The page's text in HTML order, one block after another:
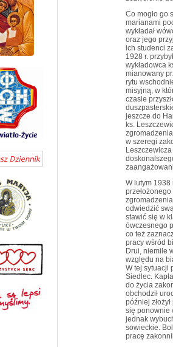
Co mogło go
marianami
wykładał
oraz jego
ich studenci
1928 r.
wykładowca
mianowany
rytu
misyjną, w
czasie
jeszcze do
ks.
w szeregi
W lutym 1938
odwiedzić
stawić się w
ówczesnego
co też
pracy wśród
Drui, niemile
względu na
W tej sytuacji
Siedlec.
do życia
obchodził
później
się ponownie
jednak
sowieckie.
pracę